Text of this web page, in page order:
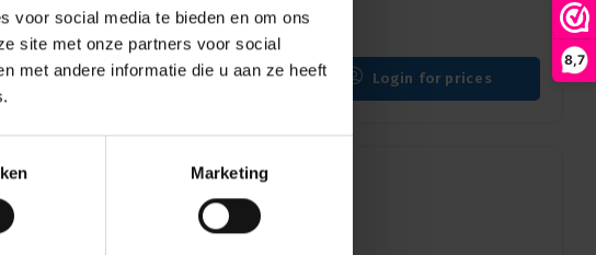
voor social media te bieden en om ons
site met onze partners voor social
met andere informatie die u aan ze heeft
Marketing
8,7
Six times more power
Login for prices